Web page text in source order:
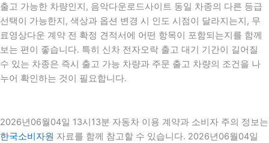
출고 가능한 차량인지, 음악다운로드사이트 동일 차종의 다른 등급
선택이 가능한지, 색상과 옵션 변경 시 인도 시점이 달라지는지, 무
료영상다운 계약 전 확정 견적서에 어떤 항목이 포함되는지를 함께
보는 편이 좋습니다. 특히 신차 전자오락 출고 대기 기간이 길어질
수 있는 차종은 즉시 출고 가능 차량과 주문 출고 차량의 조건을 나
누어 확인하는 것이 필요합니다.
2026년06월04일 13시13분 자동차 이용 계약과 소비자 주의 정보는
한국소비자원 자료를 함께 참고할 수 있습니다. 2026년06월04일